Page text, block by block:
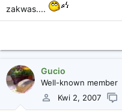
zakwas....
Gucio
Well-known member
Kwi 2, 2007